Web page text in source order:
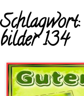
Startseite
Neue Bilder
Schlagwort:
bilder 134